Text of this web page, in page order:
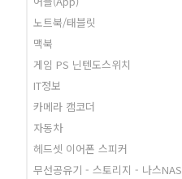
노트북/태블릿
맥북
게임 PS 닌텐도스위치
IT정보
카메라 캠코더
자동차
헤드셋 이어폰 스피커
무선공유기 - 스토리지 - 나스NAS